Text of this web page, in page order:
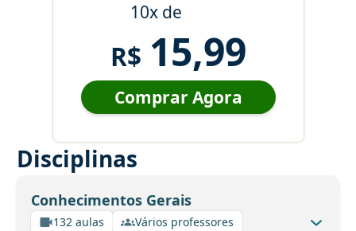
10x de
R$ 15,99
Comprar Agora
Disciplinas
Conhecimentos Gerais
132 aulas
Vários professores